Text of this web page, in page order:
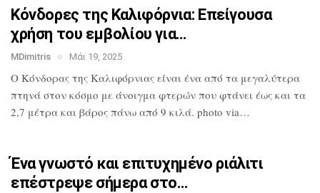
Κόνδορες της Καλιφόρνια: Επείγουσα
χρήση του εμβολίου για…
MDimitris Μάι 19, 2025
Ο Κόνδορας της Καλιφόρνιας είναι ένα από τα μεγαλύτερα
πτηνά στον κόσμο με άνοιγμα φτερών που φτάνει έως και τα
2,7 μέτρα και βάρος πάνω από 9 κιλά. photo via…
Ένα γνωστό και επιτυχημένο ριάλιτι
επέστρεψε σήμερα στο…